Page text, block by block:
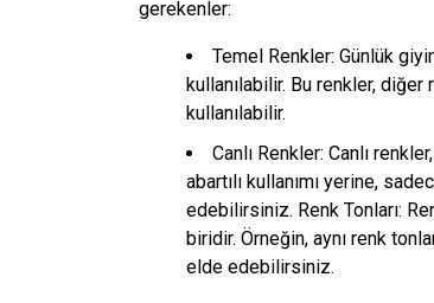
gerekenler:
Temel Renkler: Günlük
kullanılabilir. Bu renkler,
kullanılabilir.
Canlı Renkler: Canlı
abartılı kullanımı yerine,
edebilirsiniz. Renk Tonları:
biridir. Örneğin, aynı renk
elde edebilirsiniz.